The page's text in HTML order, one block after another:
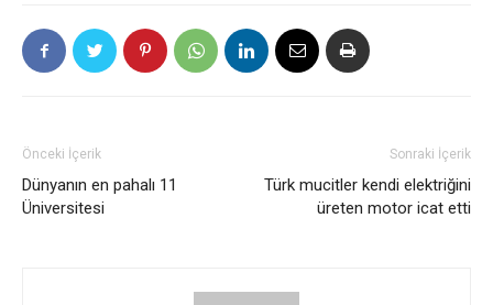
Önceki İçerik
Dünyanın en pahalı 11
Üniversitesi
Sonraki İçerik
Türk mucitler kendi elektriğini
üreten motor icat etti